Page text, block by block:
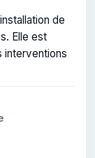
de
Elle est
interventions